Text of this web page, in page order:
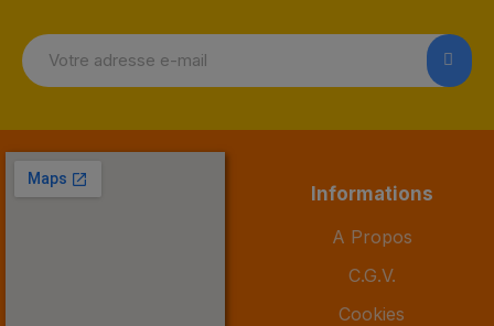
Informations
A Propos
C.G.V.
Cookies